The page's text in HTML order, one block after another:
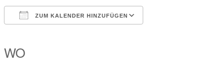
ZUM KALENDER HINZUFÜGEN
WO